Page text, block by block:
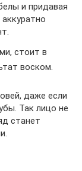
и придавая
стоит в
воском.
даже если
Так лицо не
станет